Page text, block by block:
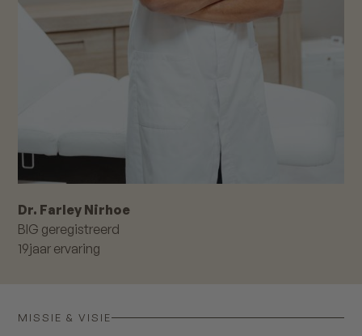
Dr. Farley Nirhoe
BIG geregistreerd
19jaar ervaring
MISSIE & VISIE